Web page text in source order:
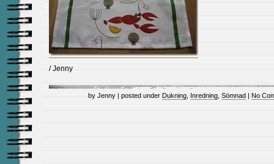
/ Jenny
by Jenny | posted under Dukning Inredning Sömnad | No